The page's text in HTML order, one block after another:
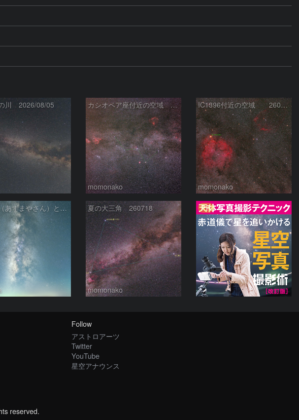
川 2026/08/05 カシオペア座付近の空域 260720
momonako
IC1396付近の空域 260720
momonako
四阿山（あずまやさん）と立ち昇る夏の銀河 夏の大三角 260718
momonako
PR
Follow
アストロアーツ
Twitter
YouTube
星空アナウンス
reserved.